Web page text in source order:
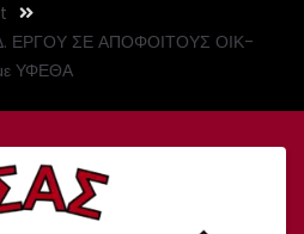
ΕΡΓΟΥ ΣΕ ΑΠΟΦΟΙΤΟΥΣ ΟΙΚ-
ΥΦΕΘΑ